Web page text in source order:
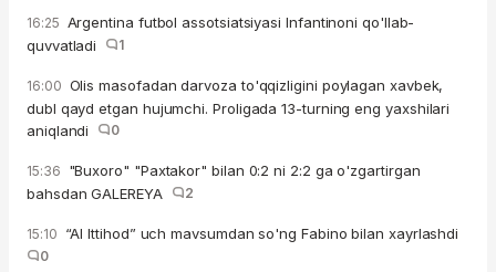
16:25 Argentina futbol assotsiatsiyasi Infantinoni qo'llab-
quvvatladi
1
16:00 Olis masofadan darvoza to'qqizligini poylagan xavbek,
dubl qayd etgan hujumchi. Proligada 13-turning eng yaxshilari
aniqlandi
0
15:36 "Buxoro" "Paxtakor" bilan 0:2 ni 2:2 ga o'zgartirgan
bahsdan GALEREYA
2
15:10 “Al Ittihod” uch mavsumdan so'ng Fabino bilan xayrlashdi
0